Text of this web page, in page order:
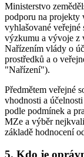
Ministerstvo
podporu na projekty
vyhlašované veřejné
výzkumu a vývoje z
Nařízením vlády o
prostředků a o
"Nařízení").
Předmětem veřejné
vhodnosti a
podle podmínek a
MZe a výběr
základě hodnocení